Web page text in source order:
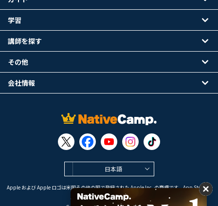
日本語
Apple および Apple ロゴは米国その他の国で登録された Apple Inc. の商標です。App Store は
Apple Inc. のサービスマークです。
学習
講師を探す
その他
会社情報